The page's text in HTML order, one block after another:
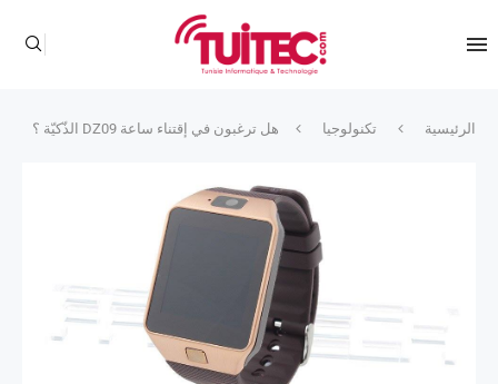
الرئيسية تكنولوجيا هل ترغبون في إقتناء ساعة DZ09 الذّكيّة ؟